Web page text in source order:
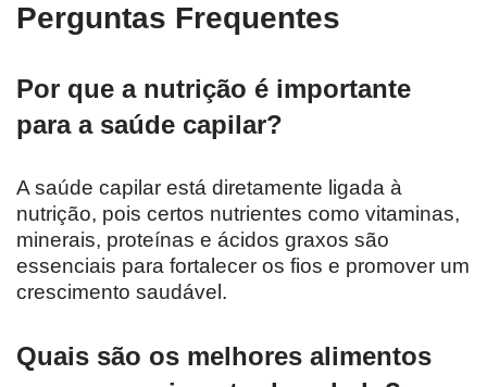
Perguntas Frequentes
Por que a nutrição é importante
para a saúde capilar?
A saúde capilar está diretamente ligada à
nutrição, pois certos nutrientes como vitaminas,
minerais, proteínas e ácidos graxos são
essenciais para fortalecer os fios e promover um
crescimento saudável.
Quais são os melhores alimentos